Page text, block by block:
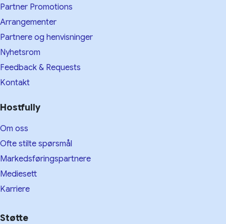
Partner Promotions
Arrangementer
Partnere og henvisninger
Nyhetsrom
Feedback & Requests
Kontakt
Hostfully
Om oss
Ofte stilte spørsmål
Markedsføringspartnere
Mediesett
Karriere
Støtte